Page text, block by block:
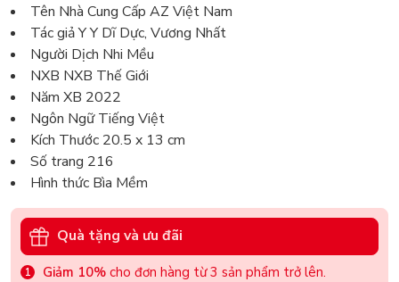
Tên Nhà Cung Cấp AZ Việt Nam
Tác giả Y Y Dĩ Dực, Vương Nhất
Người Dịch Nhi Mều
NXB NXB Thế Giới
Năm XB 2022
Ngôn Ngữ Tiếng Việt
Kích Thước 20.5 x 13 cm
Số trang 216
Hình thức Bìa Mềm
Quà tặng và ưu đãi
Giảm 10% cho đơn hàng từ 3 sản phẩm trở lên.